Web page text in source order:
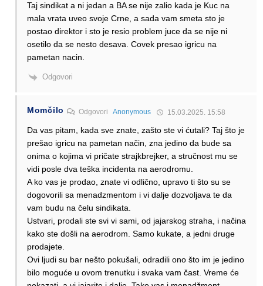
Taj sindikat a ni jedan a BA se nije zalio kada je Kuc na
mala vrata uveo svoje Crne, a sada vam smeta sto je
postao direktor i sto je resio problem juce da se nije ni
osetilo da se nesto desava. Covek presao igricu na
pametan nacin.
Odgovori
Momčilo Odgovori Anonymous 15.03.2025. 15:58
Da vas pitam, kada sve znate, zašto ste vi ćutali? Taj što je
prešao igricu na pametan način, zna jedino da bude sa
onima o kojima vi pričate strajkbrejker, a stručnost mu se
vidi posle dva teška incidenta na aerodromu.
A ko vas je prodao, znate vi odlično, upravo ti što su se
dogovorili sa menadzmentom i vi dalje dozvoljava te da
vam budu na čelu sindikata.
Ustvari, prodali ste svi vi sami, od jajarskog straha, i načina
kako ste došli na aerodrom. Samo kukate, a jedni druge
prodajete.
Ovi ljudi su bar nešto pokušali, odradili ono što im je jedino
bilo moguće u ovom trenutku i svaka vam čast. Vreme će